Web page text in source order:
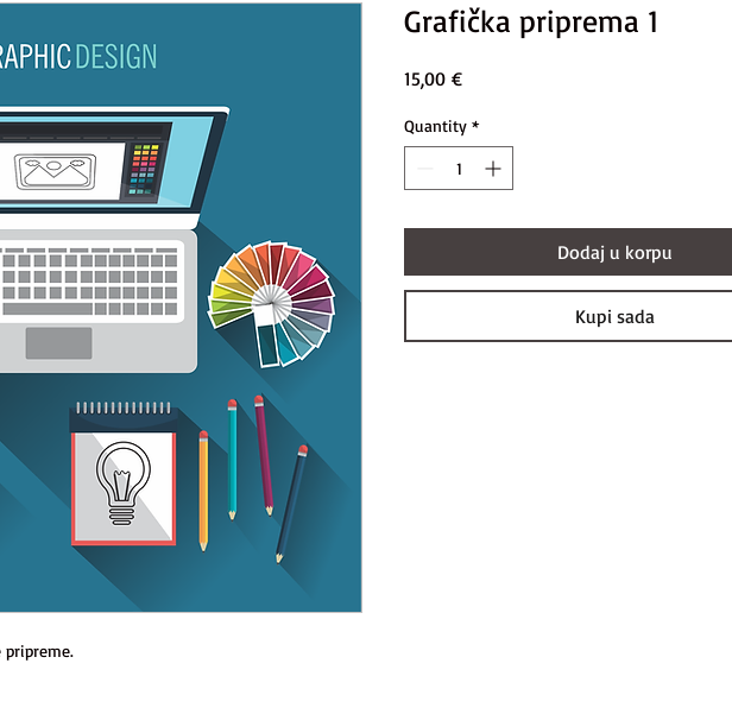
pripreme.
Grafička priprema 1
15,00 €Price
Quantity *
Dodaj u korpu
Kupi sada